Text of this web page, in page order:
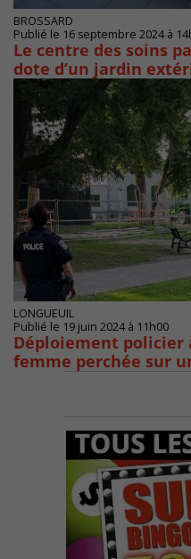
BROSSARD
Publié le 16 septembre 2024 à
Le centre des soins
dote d’un jardin
LONGUEUIL
Publié le 19 juin 2024 à 11h00
Déploiement policier
femme perchée sur